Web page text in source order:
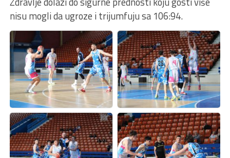
nisu mogli da ugroze i trijumfuju sa 106:94.